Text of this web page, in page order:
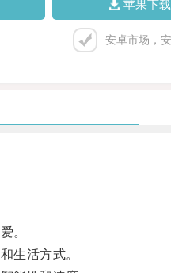
苹果下载
安卓市场，
。
生活方式。